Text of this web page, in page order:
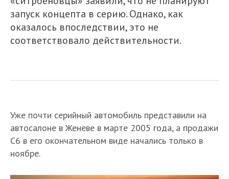
запуск концепта в серию. Однако, как
оказалось впоследствии, это не
соответствовало действительности.
Уже почти серийный автомобиль представили на
автосалоне в Женеве в марте 2005 года, а продажи
С6 в его окончательном виде начались только в
ноябре.